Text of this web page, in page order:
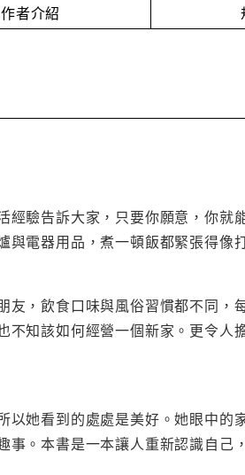
作者介紹
驗告訴大家，只要你願意，你
電器用品，煮一頓飯都緊張得像
，飲食口味與風俗習慣都不同，
知該如何經營一個新家。更令
她看到的處處是美好。她眼中的
。本書是一本讓人重新認識自己